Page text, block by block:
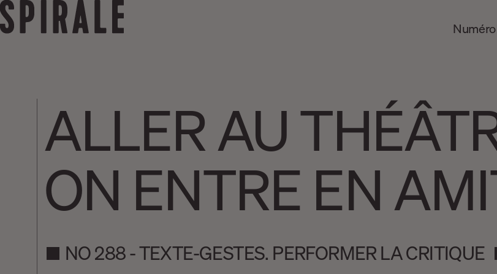
ALLER AU
ON ENTRE EN
NO 288 - TEXTE-GESTES. PERFORMER LA CRITIQUE